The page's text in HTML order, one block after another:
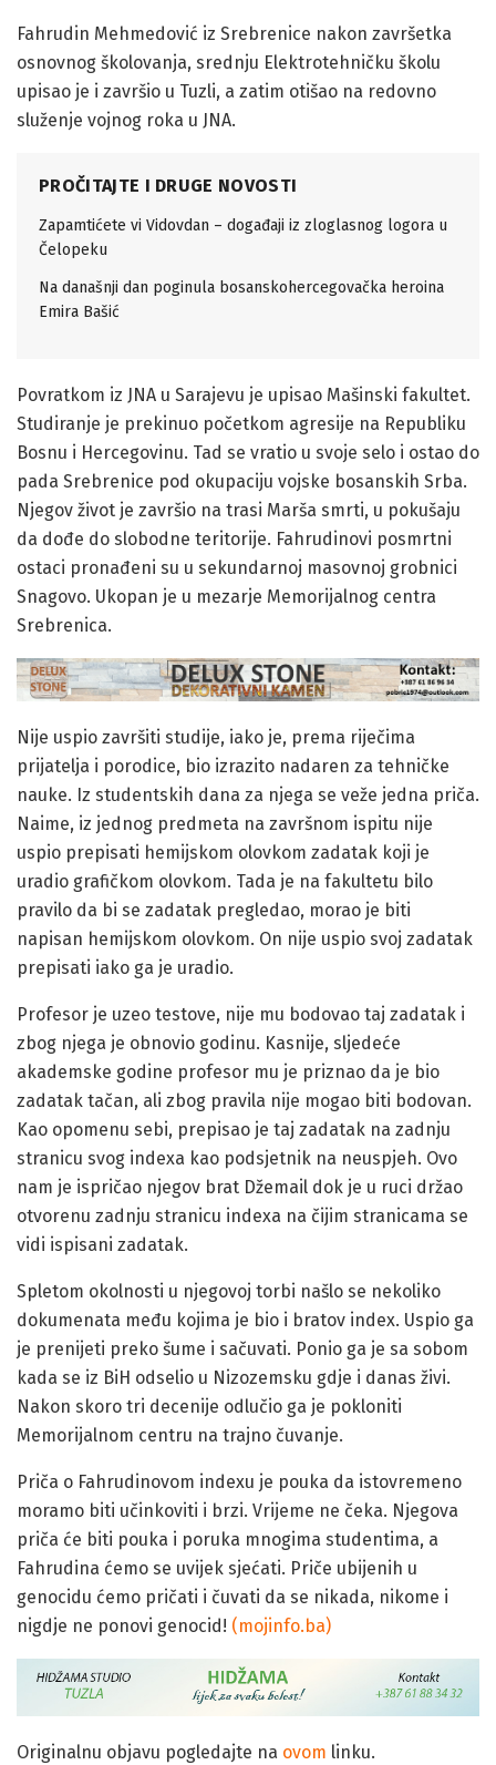
Fahrudin Mehmedović iz Srebrenice nakon završetka
osnovnog školovanja, srednju Elektrotehničku školu
upisao je i završio u Tuzli, a zatim otišao na redovno
služenje vojnog roka u JNA.
PROČITAJTE I DRUGE NOVOSTI
Zapamtićete vi Vidovdan – događaji iz zloglasnog logora u
Čelopeku
Na današnji dan poginula bosanskohercegovačka heroina
Emira Bašić
Povratkom iz JNA u Sarajevu je upisao Mašinski fakultet.
Studiranje je prekinuo početkom agresije na Republiku
Bosnu i Hercegovinu. Tad se vratio u svoje selo i ostao do
pada Srebrenice pod okupaciju vojske bosanskih Srba.
Njegov život je završio na trasi Marša smrti, u pokušaju
da dođe do slobodne teritorije. Fahrudinovi posmrtni
ostaci pronađeni su u sekundarnoj masovnoj grobnici
Snagovo. Ukopan je u mezarje Memorijalnog centra
Srebrenica.
Nije uspio završiti studije, iako je, prema riječima
prijatelja i porodice, bio izrazito nadaren za tehničke
nauke. Iz studentskih dana za njega se veže jedna priča.
Naime, iz jednog predmeta na završnom ispitu nije
uspio prepisati hemijskom olovkom zadatak koji je
uradio grafičkom olovkom. Tada je na fakultetu bilo
pravilo da bi se zadatak pregledao, morao je biti
napisan hemijskom olovkom. On nije uspio svoj zadatak
prepisati iako ga je uradio.
Profesor je uzeo testove, nije mu bodovao taj zadatak i
zbog njega je obnovio godinu. Kasnije, sljedeće
akademske godine profesor mu je priznao da je bio
zadatak tačan, ali zbog pravila nije mogao biti bodovan.
Kao opomenu sebi, prepisao je taj zadatak na zadnju
stranicu svog indexa kao podsjetnik na neuspjeh. Ovo
nam je ispričao njegov brat Džemail dok je u ruci držao
otvorenu zadnju stranicu indexa na čijim stranicama se
vidi ispisani zadatak.
Spletom okolnosti u njegovoj torbi našlo se nekoliko
dokumenata među kojima je bio i bratov index. Uspio ga
je prenijeti preko šume i sačuvati. Ponio ga je sa sobom
kada se iz BiH odselio u Nizozemsku gdje i danas živi.
Nakon skoro tri decenije odlučio ga je pokloniti
Memorijalnom centru na trajno čuvanje.
Priča o Fahrudinovom indexu je pouka da istovremeno
moramo biti učinkoviti i brzi. Vrijeme ne čeka. Njegova
priča će biti pouka i poruka mnogima studentima, a
Fahrudina ćemo se uvijek sjećati. Priče ubijenih u
genocidu ćemo pričati i čuvati da se nikada, nikome i
nigdje ne ponovi genocid! (mojinfo.ba)
Originalnu objavu pogledajte na ovom linku.